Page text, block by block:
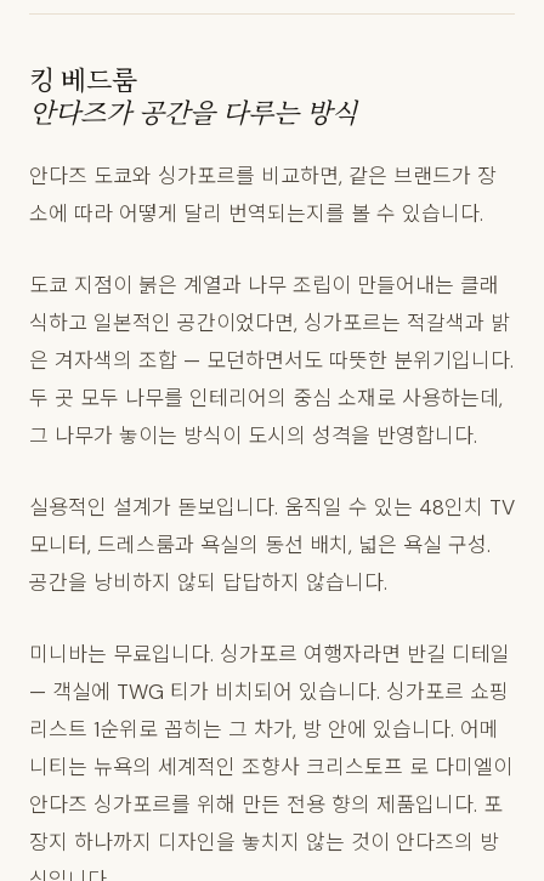
킹 베드룸
안다즈가 공간을 다루는 방식
안다즈 도쿄와 싱가포르를 비교하면, 같은 브랜드가 장
소에 따라 어떻게 달리 번역되는지를 볼 수 있습니다.
도쿄 지점이 붉은 계열과 나무 조립이 만들어내는 클래
식하고 일본적인 공간이었다면, 싱가포르는 적갈색과 밝
은 겨자색의 조합 — 모던하면서도 따뜻한 분위기입니다.
두 곳 모두 나무를 인테리어의 중심 소재로 사용하는데,
그 나무가 놓이는 방식이 도시의 성격을 반영합니다.
실용적인 설계가 돋보입니다. 움직일 수 있는 48인치 TV
모니터, 드레스룸과 욕실의 동선 배치, 넓은 욕실 구성.
공간을 낭비하지 않되 답답하지 않습니다.
미니바는 무료입니다. 싱가포르 여행자라면 반길 디테일
— 객실에 TWG 티가 비치되어 있습니다. 싱가포르 쇼핑
리스트 1순위로 꼽히는 그 차가, 방 안에 있습니다. 어메
니티는 뉴욕의 세계적인 조향사 크리스토프 로 다미엘이
안다즈 싱가포르를 위해 만든 전용 향의 제품입니다. 포
장지 하나까지 디자인을 놓치지 않는 것이 안다즈의 방